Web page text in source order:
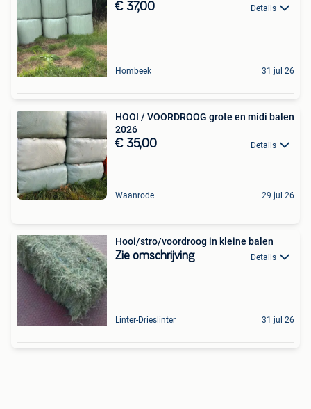
€ 37,00 Details
Hombeek 31 jul 26
HOOI / VOORDROOG grote en midi balen
2026
€ 35,00 Details
Waanrode 29 jul 26
Hooi/stro/voordroog in kleine balen
Zie omschrijving Details
Linter-Drieslinter 31 jul 26